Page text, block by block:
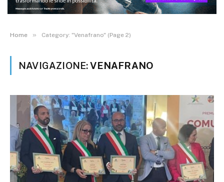
Home » Category: "Venafrano" (Page 2)
NAVIGAZIONE:VENAFRANO